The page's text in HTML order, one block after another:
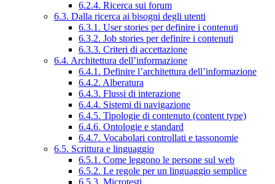
6.2.4. Ricerca sui forum
6.3. Dalla ricerca ai bisogni degli utenti
6.3.1. User stories per definire i contenuti
6.3.2. Job stories per definire i contenuti
6.3.3. Criteri di accettazione
6.4. Architettura dell’informazione
6.4.1. Definire l’architettura dell’informazione
6.4.2. Alberatura
6.4.3. Flussi di interazione
6.4.4. Sistemi di navigazione
6.4.5. Tipologie di contenuto (content type)
6.4.6. Ontologie e standard
6.4.7. Vocabolari controllati e tassonomie
6.5. Scrittura e linguaggio
6.5.1. Come leggono le persone sul web
6.5.2. Le regole per un linguaggio semplice
6.5.3. Microtesti